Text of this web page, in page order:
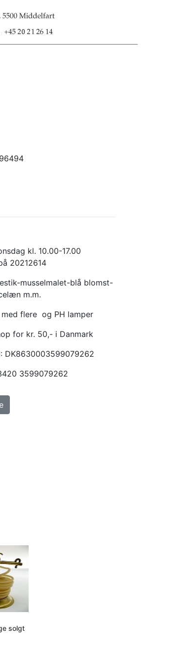
kl. 10.00-17.00
20212614
musselmalet-blå blomst-
m.m.
med flere og PH lamper
for kr. 50,- i Danmark
DK8630003599079262
3599079262
solgt